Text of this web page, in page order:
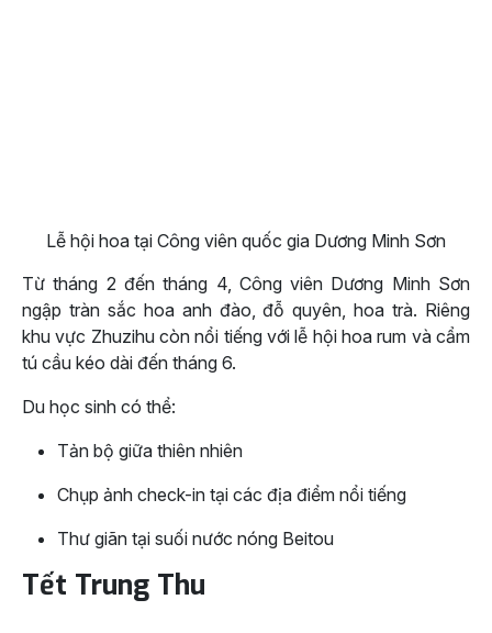
Lễ hội hoa tại Công viên quốc gia Dương Minh Sơn
Từ tháng 2 đến tháng 4, Công viên Dương Minh Sơn
ngập tràn sắc hoa anh đào, đỗ quyên, hoa trà. Riêng
khu vực Zhuzihu còn nổi tiếng với lễ hội hoa rum và cẩm
tú cầu kéo dài đến tháng 6.
Du học sinh có thể:
Tản bộ giữa thiên nhiên
Chụp ảnh check-in tại các địa điểm nổi tiếng
Thư giãn tại suối nước nóng Beitou
Tết Trung Thu